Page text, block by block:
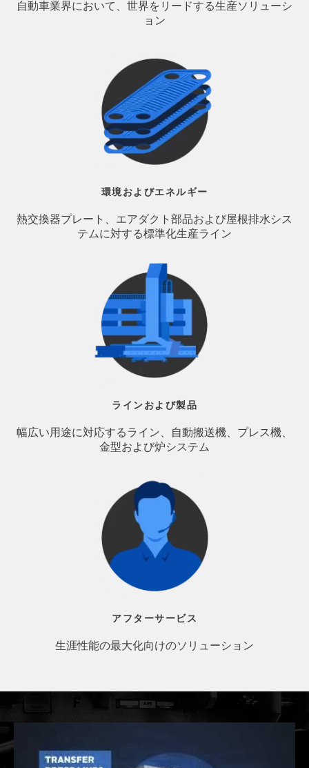
自動車業界において、世界をリードする生産ソリューシ
ョン
環境およびエネルギー
熱交換器プレート、エアダクト部品および屋根排水シス
テムに対する標準化生産ライン
ラインおよび製品
幅広い用途に対応するライン、自動搬送機、プレス機、
金型および炉システム
アフターサービス
生涯性能の最大化向けのソリューション